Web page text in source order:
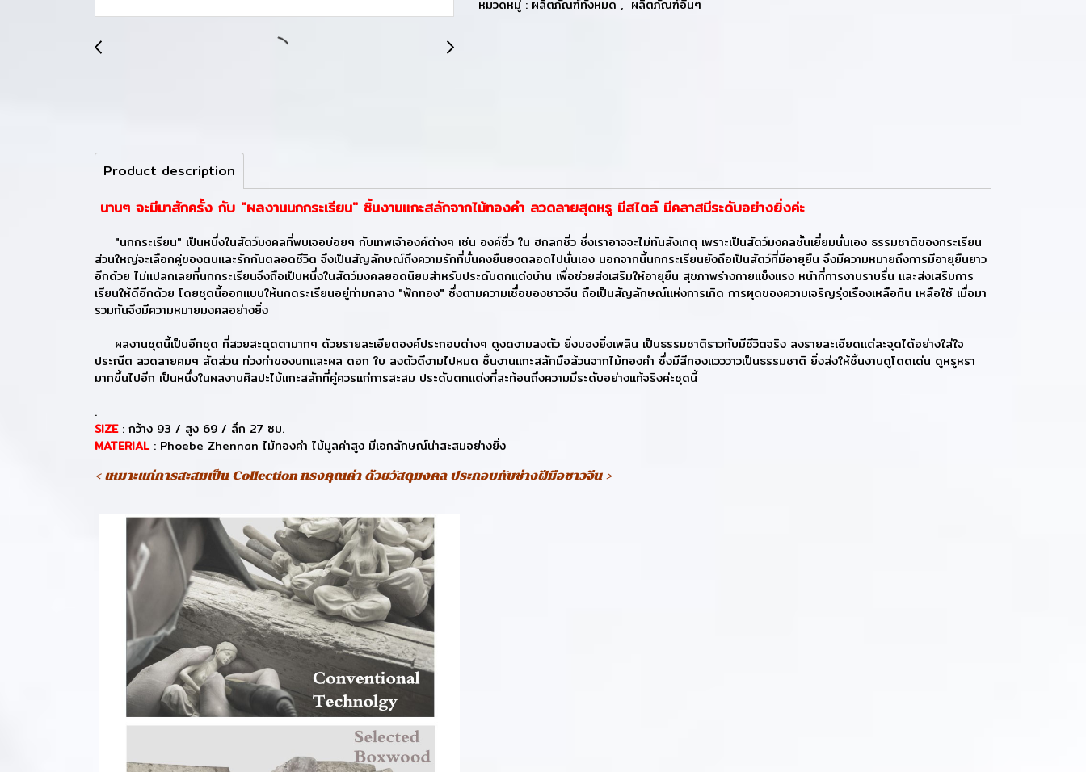
หมวดหมู่ : ผลิตภัณฑ์ทั้งหมด , ผลิตภัณฑ์อื่นๆ
Product description
นานๆ จะมีมาสักครั้ง กับ "ผลงานนกกระเรียน" ชิ้นงานแกะสลักจากไม้ทองคำ ลวดลายสุดหรู มีสไตล์ มีคลาสมีระดับอย่างยิ่งค่ะ
"นกกระเรียน" เป็นหนึ่งในสัตว์มงคลที่พบเจอบ่อยๆ กับเทพเจ้าองค์ต่างๆ เช่น องค์ซื่ว ใน ฮกลกซิ่ว ซึ่งเราอาจจะไม่ทันสังเกตุ เพราะเป็นสัตว์มงคลชั้นเยี่ยมนั่นเอง ธรรมชาติของกระเรียน
ส่วนใหญ่จะเลือกคู่ของตนและรักกันตลอดชีวิต จึงเป็นสัญลักษณ์ถึงความรักที่มั่นคงยืนยงตลอดไปนั่นเอง นอกจากนี้นกกระเรียนยังถือเป็นสัตว์ที่มีอายุยืน จึงมีความหมายถึงการมีอายุยืนยาว
อีกด้วย ไม่แปลกเลยที่นกกระเรียนจึงถือเป็นหนึ่งในสัตว์มงคลยอดนิยมสำหรับประดับตกแต่งบ้าน เพื่อช่วยส่งเสริมให้อายุยืน สุขภาพร่างกายแข็งแรง หน้าที่การงานราบรื่น และส่งเสริมการ
เรียนให้ดีอีกด้วย โดยชุดนี้ออกแบบให้นกดระเรียนอยู่ท่ามกลาง "ฟักทอง" ซึ่งตามความเชื่อของชาวจีน ถือเป็นสัญลักษณ์แห่งการเกิด การผุดของความเจริญรุ่งเรืองเหลือกิน เหลือใช้ เมื่อมา
รวมกันจึงมีความหมายมงคลอย่างยิ่ง
ผลงานชุดนี้เป็นอีกชุด ที่สวยสะดุดตามากๆ ด้วยรายละเอียดองค์ประกอบต่างๆ ดูงดงามลงตัว ยิ่งมองยิ่งเพลิน เป็นธรรมชาติราวกับมีชีวิตจริง ลงรายละเอียดแต่ละจุดได้อย่างใส่ใจ
ประณีต ลวดลายคมๆ สัดส่วน ท่วงท่าของนกและผล ดอก ใบ ลงตัวดีงามไปหมด ชิ้นงานแกะสลักมือล้วนจากไม้ทองคำ ซึ่งมีสีทองแวววาวเป็นธรรมชาติ ยิ่งส่งให้ชิ้นงานดูโดดเด่น ดูหรูหรา
มากขึ้นไปอีก เป็นหนึ่งในผลงานศิลปะไม้แกะสลักที่คู่ควรแก่การสะสม ประดับตกแต่งที่สะท้อนถึงความมีระดับอย่างแท้จริงค่ะชุดนี้
.
SIZE: กว้าง 93 / สูง 69 / ลึก 27 ซม.
MATERIAL : Phoebe Zhennan ไม้ทองคำ ไม้มูลค่าสูง มีเอกลักษณ์น่าสะสมอย่างยิ่ง
< เหมาะแก่การสะสมเป็น Collection ทรงคุณค่า ด้วยวัสดุมงคล ประกอบกับช่างฝีมือชาวจีน >